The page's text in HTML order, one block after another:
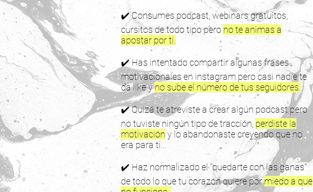
✔️ Consumes podcast, webinars gratuitos,
cursitos de todo tipo pero no te animas a
apostar por ti.
✔️ Has intentado compartir algunas frases
motivacionales en instagram pero casi nadie te
da like yno sube el número de tus seguidores.
✔️ Quizá te atreviste a crear algún podcast pero
no tuviste ningún tipo de tracción,perdiste la
motivación y lo abandonaste creyendo que no
era para ti...
✔️ Haz normalizado el "quedarte con las ganas"
de todo lo que tu corazón quiere pormiedo a que